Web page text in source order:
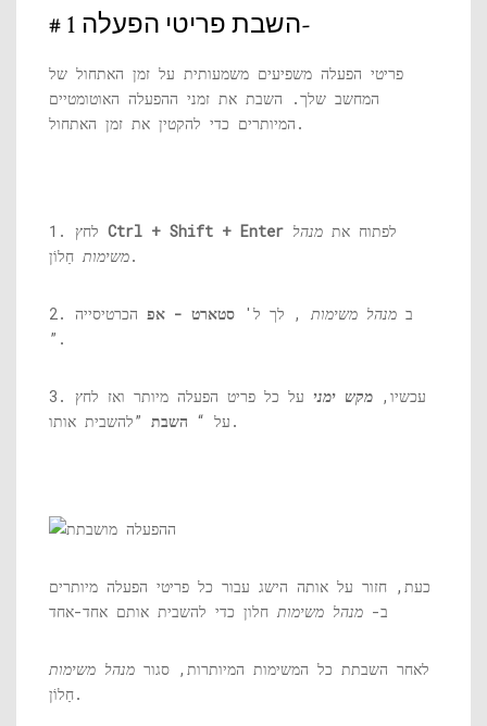
# 1 השבת פריטי הפעלה-
פריטי הפעלה משפיעים משמעותית על זמן האתחול של
המחשב שלך. השבת את זמני ההפעלה האוטומטיים
המיותרים כדי להקטין את זמן האתחול.
Ctrl + Shift + Enter לפתוח את מנהל
משימותחַלוֹן.
2. ב מנהל משימות , לך ל' סטארט - אפ הכרטיסייה
”.
3. עכשיו, מקש ימני על כל פריט הפעלה מיותר ואז לחץ
על “ השבת ”להשבית אותו.
כעת, חזור על אותה הישג עבור כל פריטי הפעלה מיותרים
ב- מנהל משימות חלון כדי להשבית אותם אחד-אחד
לאחר השבתת כל המשימות המיותרות, סגור מנהל משימות
חַלוֹן.